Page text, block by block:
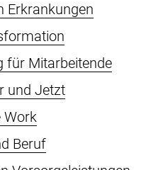
Erkrankungen
für Mitarbeitende
und Jetzt
Work
Beruf